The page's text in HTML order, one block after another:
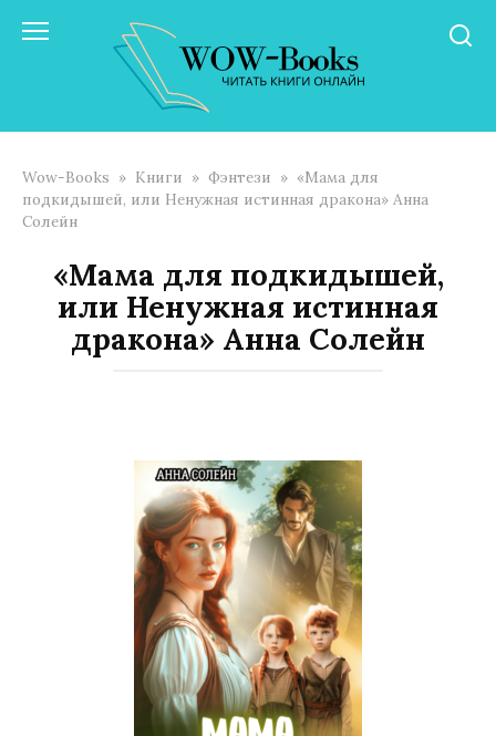
Wow-Books » Книги » Фэнтези » «Мама для
подкидышей, или Ненужная истинная дракона» Анна
Солейн
«Мама для подкидышей,
или Ненужная истинная
дракона» Анна Солейн